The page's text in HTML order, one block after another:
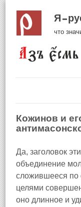
Я
что
Кожинов и
Да, заголовок
объединение
сложившееся по
целями
оно длинное и